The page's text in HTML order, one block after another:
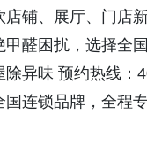
店铺、展厅、门店
醛困扰，选择全
异味 预约热线：
连锁品牌，全程